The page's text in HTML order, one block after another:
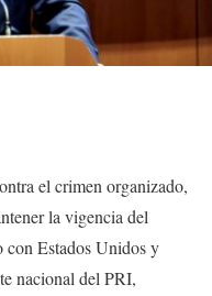
el crimen organizado,
la vigencia del
Estados Unidos y
nacional del PRI,